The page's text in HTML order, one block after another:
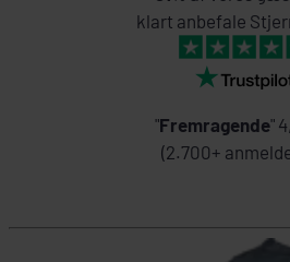
klart anbefale
"Fremragende"
(2.700+